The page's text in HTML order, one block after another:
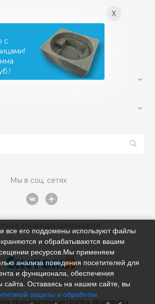
Мы в соц. сетях
конфиденциальности
промышленная группа, Все права
X
с
все его поддомены используют файлы
и обрабатываются вашим
ресурсов.Мы применяем
анализа поведения посетителей для
и функционала, обеспечения
сайта. Оставаясь на нашем сайте, вы
защиты и обработки